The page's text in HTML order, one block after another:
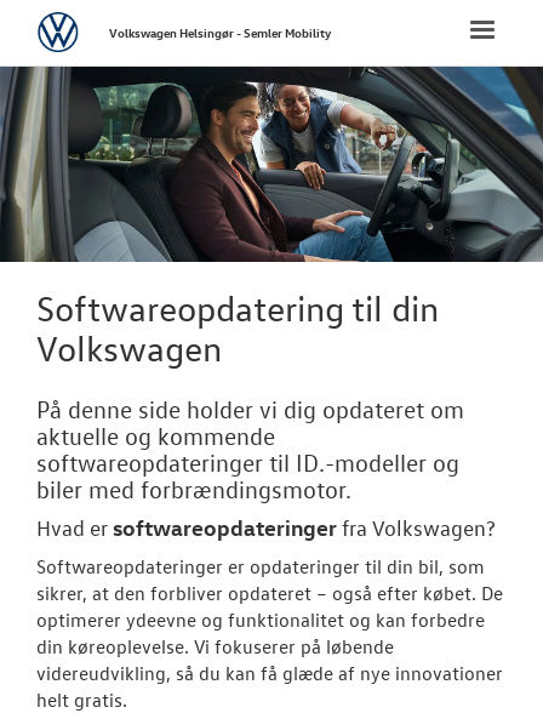
FORSIDE
NYE
BRUGTE BILER
VÆRKSTED
Koncepter og
Volkswagen
Volkswagen
Service 5+
Toggle
VolkswagenVolkswagen Helsingør - Semler Mobility
Softwareopdatering til din
Volkswagen
På denne side holder vi dig opdateret om
aktuelle og kommende
softwareopdateringer til ID.-modeller og
biler med forbrændingsmotor.
Hvad ersoftwareopdateringerfra Volkswagen?
Softwareopdateringer er opdateringer til din bil, som
sikrer, at den forbliver opdateret – også efter købet. De
optimerer ydeevne og funktionalitet og kan forbedre
din køreoplevelse. Vi fokuserer på løbende
videreudvikling, så du kan få glæde af nye innovationer
helt gratis.